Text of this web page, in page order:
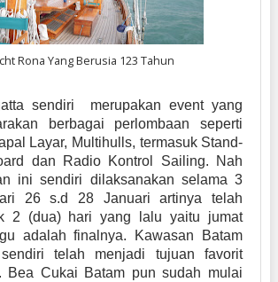
Rona Yang Berusia 123 Tahun
sendiri merupakan event yang
berbagai perlombaan seperti
Layar, Multihulls, termasuk Stand-
dan Radio Kontrol Sailing. Nah
ini sendiri dilaksanakan selama 3
26 s.d 28 Januari artinya telah
2 (dua) hari yang lalu yaitu jumat
adalah finalnya. Kawasan Batam
telah menjadi tujuan favorit
Bea Cukai Batam pun sudah mulai